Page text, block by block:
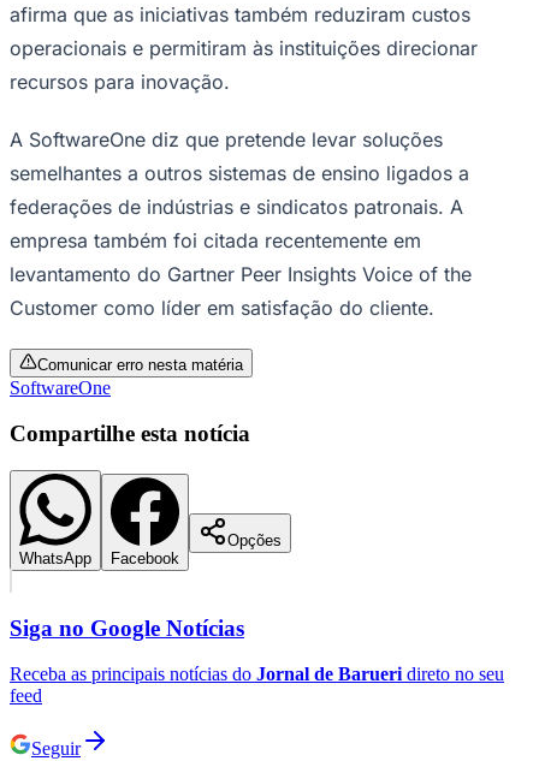
Palmeiras
afirma que as iniciativas também reduziram custos
operacionais e permitiram às instituições direcionar
recursos para inovação.
A SoftwareOne diz que pretende levar soluções
semelhantes a outros sistemas de ensino ligados a
federações de indústrias e sindicatos patronais. A
empresa também foi citada recentemente em
levantamento do Gartner Peer Insights Voice of the
Customer como líder em satisfação do cliente.
Comunicar erro nesta matéria
SoftwareOne
Compartilhe esta notícia
WhatsApp Facebook
Opções
Siga no Google Notícias
Receba as principais notícias do Jornal de Barueridireto no seu
feed
Seguir